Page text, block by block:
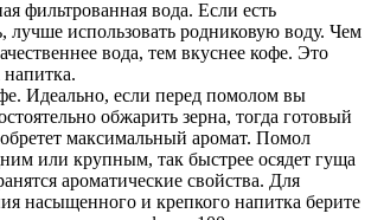
фильтрованная вода. Если есть
лучше использовать родниковую воду. Чем
вода, тем вкуснее кофе. Это
Идеально, если перед помолом вы
обжарить зерна, тогда готовый
максимальный аромат. Помол
или крупным, так быстрее осядет гуща
ароматические свойства. Для
насыщенного и крепкого напитка берите